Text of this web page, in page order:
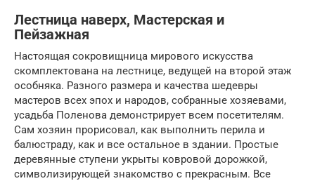
Лестница наверх, Мастерская и
Пейзажная
Настоящая сокровищница мирового искусства
скомплектована на лестнице, ведущей на второй этаж
особняка. Разного размера и качества шедевры
мастеров всех эпох и народов, собранные хозяевами,
усадьба Поленова демонстрирует всем посетителям.
Сам хозяин прорисовал, как выполнить перила и
балюстраду, как и все остальное в здании. Простые
деревянные ступени укрыты ковровой дорожкой,
символизирующей знакомство с прекрасным. Все